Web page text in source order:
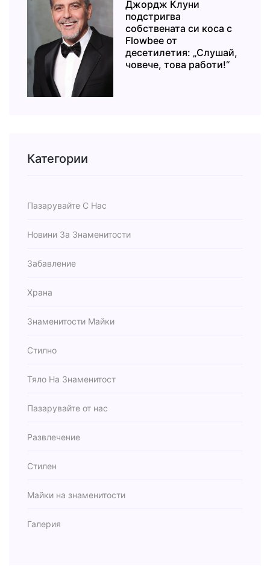
Джордж Клуни
подстригва
собствената си коса с
Flowbee от
десетилетия: „Слушай,
човече, това работи!“
Категории
Пазарувайте С Нас
Новини За Знаменитости
Забавление
Храна
Знаменитости Майки
Стилно
Тяло На Знаменитост
Пазарувайте от нас
Развлечение
Стилен
Майки на знаменитости
Галерия